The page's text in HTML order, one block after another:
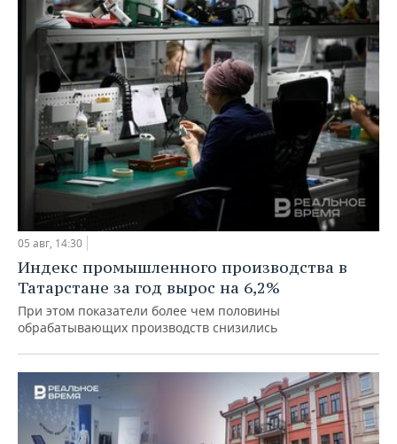
05 авг, 14:30
Индекс промышленного производства в
Татарстане за год вырос на 6,2%
При этом показатели более чем половины
обрабатывающих производств снизились